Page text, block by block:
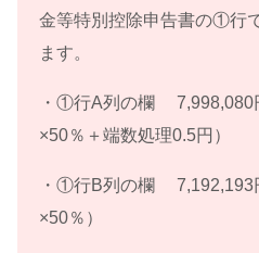
金等特別控除申告書の①行
ます。
・①行A列の欄 7,998,080
×50％＋端数処理0.5円）
・①行B列の欄 7,192,193
×50％）